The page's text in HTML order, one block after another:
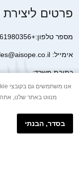
פרטים
מספר טלפון:+447761980356
אימייל: sales@aisope.co.il
כתובת משרד:
41 Devonshire Street Ground Floor Office 1 London W1G 7AJ
United Kingdom
+44 7410 2065017
הודעת וואטסאפ
מנווט באתר שלנו,
בסדר, הבנתי